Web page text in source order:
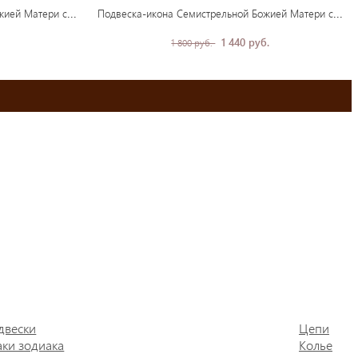
Подвеска-икона Семистрельной Божией Матери серебро Подвеска-икона Семистрельной Божией Матери серебро
1 800 руб. 1 440 руб.
зодиака
Цепи
Колье